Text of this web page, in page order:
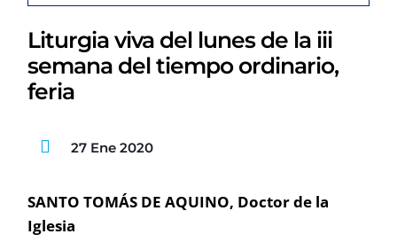
Liturgia viva del lunes de la iii
semana del tiempo ordinario,
feria
27 Ene 2020
SANTO TOMÁS DE AQUINO, Doctor de la
Iglesia